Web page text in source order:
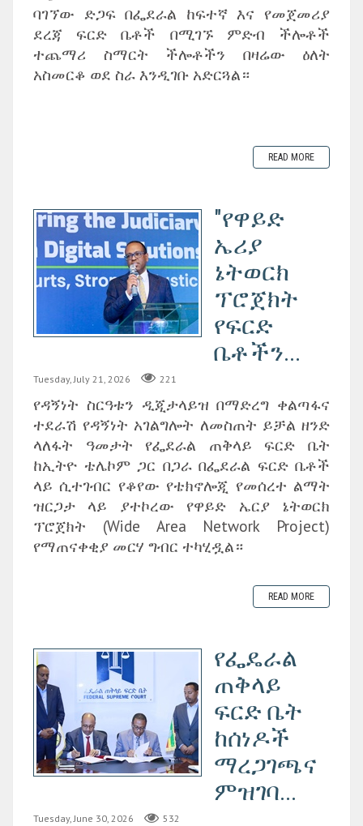
ባገኘው ድጋፍ በፌደራል ከፍተኛ እና የመጀመሪያ
ደረጃ ፍርድ ቤቶች በሚገኙ ምድብ ችሎቶች
ተጨማሪ ስማርት ችሎቶችን በዛሬው ዕለት
አስመርቆ ወደ ስራ እንዲገቡ አድርጓል።
READ MORE
"የዋይድ
ኤሪያ
ኔትወርክ
ፕሮጀክት
የፍርድ
ቤቶችን...
Tuesday, July 21, 2026 221
የዳኝነት ስርዓቱን ዲጂታላይዝ በማድረግ ቀልጣፋና
ተደራሽ የዳኝነት አገልግሎት ለመስጠት ይቻል ዘንድ
ላለፋት ዓመታት የፌደራል ጠቅላይ ፍርድ ቤት
ከኢትዮ ቴሌኮም ጋር በጋራ በፌደራል ፍርድ ቤቶች
ላይ ሲተገብር የቆየው የቴክኖሎጂ የመሰረተ ልማት
ዝርጋታ ላይ ያተኮረው የዋይድ ኤርያ ኔትወርክ
ፕሮጀክት (Wide Area Network Project)
የማጠናቀቂያ መርሃ ግብር ተካሂዷል።
READ MORE
የፌዴራል
ጠቅላይ
ፍርድ ቤት
ከሰነዶች
ማረጋገጫና
ምዝገባ...
Tuesday, June 30, 2026 532